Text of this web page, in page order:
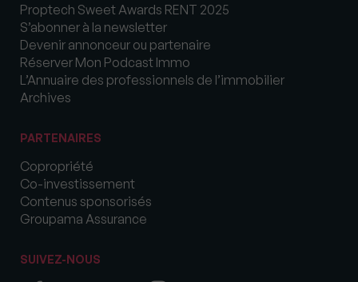
Proptech Sweet Awards RENT 2025
S’abonner à la newsletter
Devenir annonceur ou partenaire
Réserver Mon Podcast Immo
L’Annuaire des professionnels de l’immobilier
Archives
PARTENAIRES
Copropriété
Co-investissement
Contenus sponsorisés
Groupama Assurance
SUIVEZ-NOUS